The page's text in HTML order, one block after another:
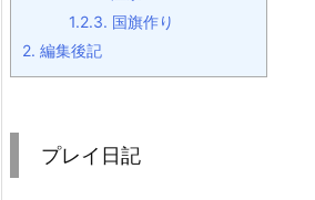
1.2.3. 国旗作り
2. 編集後記
プレイ日記